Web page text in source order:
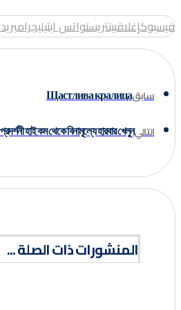
فيسبوكإغلاقبينتريستواتس ابتيليجرام
سابقЩастлива кралица
التاليহাই কম থেকে বিনামূল্যে হারবার খেলুন
المنشورات ذات الصلة ...